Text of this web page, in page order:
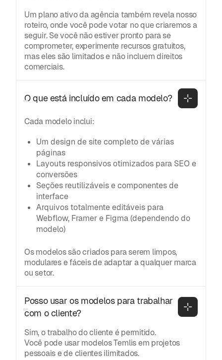
Um plano ativo da agência também revela nosso
roteiro, onde você pode votar no que criaremos a
seguir. Se você não estiver pronto para se
comprometer, experimente recursos gratuitos,
mas eles são limitados e não incluem direitos
comerciais.
O que está incluído em cada modelo?
Cada modelo inclui:
Um design de site completo de várias
páginas
Layouts responsivos otimizados para SEO e
conversões
Seções reutilizáveis e componentes de
interface
Arquivos totalmente editáveis para
Webflow, Framer e Figma (dependendo do
modelo)
Os modelos são criados para serem limpos,
modulares e fáceis de adaptar a qualquer marca
ou setor.
Posso usar os modelos para trabalhar
com o cliente?
Sim, o trabalho do cliente é permitido.
Você pode usar modelos Temlis em projetos
pessoais e de clientes ilimitados.